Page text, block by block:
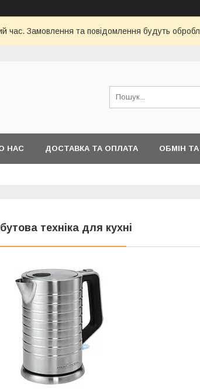
час. Замовлення та повідомлення будуть
НАС ДОСТАВКА ТА ОПЛАТА ОБМІН
техніка для кухні